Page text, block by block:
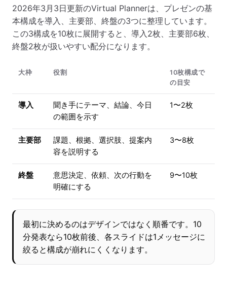
2026年3月3日更新のVirtual Plannerは、プレゼンの基
本構成を導入、主要部、終盤の3つに整理しています。
この3構成を10枚に展開すると、導入2枚、主要部6枚、
終盤2枚が扱いやすい配分になります。
大枠 役割
10枚構成で
の目安
導入
聞き手にテーマ、結論、今日
の範囲を示す
1〜2枚
主要部
課題、根拠、選択肢、提案内
容を説明する
3〜8枚
終盤
意思決定、依頼、次の行動を
明確にする
9〜10枚
最初に決めるのはデザインではなく順番です。10
分発表なら10枚前後、各スライドは1メッセージに
絞ると構成が崩れにくくなります。